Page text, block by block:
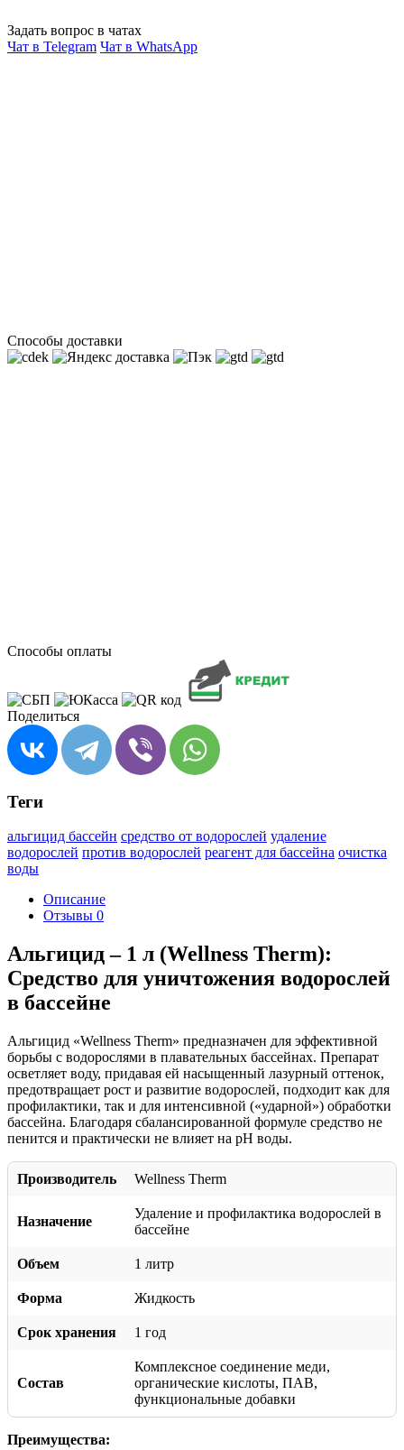
Задать вопрос в чатах
Чат в Telegram Чат в WhatsApp
Способы доставки
Способы оплаты
Поделиться
Теги
альгицид бассейн средство от водорослей удаление
водорослей против водорослей реагент для бассейна очистка
воды
Описание
Отзывы 0
Альгицид – 1 л (Wellness Therm):
Средство для уничтожения водорослей
в бассейне
Альгицид «Wellness Therm» предназначен для эффективной
борьбы с водорослями в плавательных бассейнах. Препарат
осветляет воду, придавая ей насыщенный лазурный оттенок,
предотвращает рост и развитие водорослей, подходит как для
профилактики, так и для интенсивной («ударной») обработки
бассейна. Благодаря сбалансированной формуле средство не
пенится и практически не влияет на pH воды.
Производитель Wellness Therm
Назначение
Удаление и профилактика водорослей в
бассейне
Объем 1 литр
Форма Жидкость
Срок хранения 1 год
Состав
Комплексное соединение меди,
органические кислоты, ПАВ,
функциональные добавки
Преимущества: